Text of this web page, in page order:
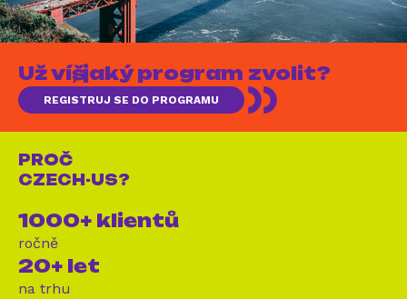
Už víš, jaký program zvolit?
REGISTRUJ SE DO PROGRAMU
PROČ
CZECH-US?
1000+ klientů
ročně
20+ let
na trhu